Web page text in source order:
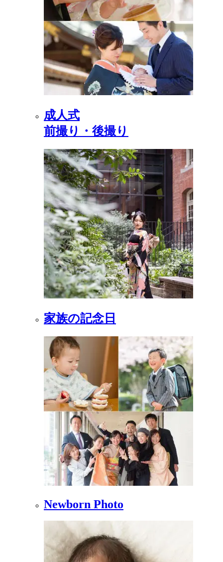
成人式
前撮り・後撮り
家族の記念日
Newborn Photo